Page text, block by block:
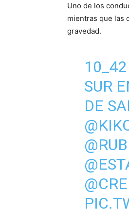
Uno de los
mientras que las
gravedad.
SUR
DE